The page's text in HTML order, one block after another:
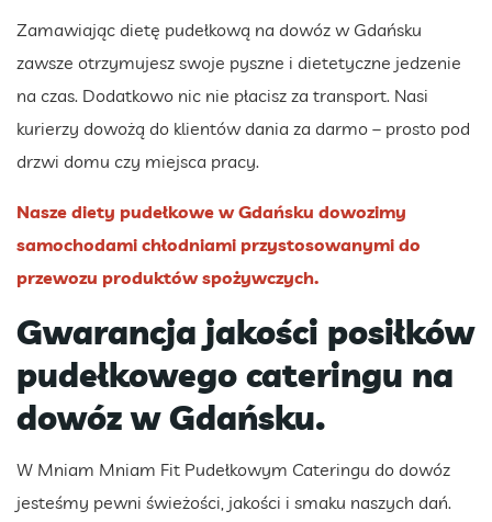
Zamawiając dietę pudełkową na dowóz w Gdańsku
zawsze otrzymujesz swoje pyszne i dietetyczne jedzenie
na czas. Dodatkowo nic nie płacisz za transport. Nasi
kurierzy dowożą do klientów dania za darmo – prosto pod
drzwi domu czy miejsca pracy.
Nasze diety pudełkowe w Gdańsku dowozimy
samochodami chłodniami przystosowanymi do
przewozu produktów spożywczych.
Gwarancja jakości posiłków
pudełkowego cateringu na
dowóz w Gdańsku.
W Mniam Mniam Fit Pudełkowym Cateringu do dowóz
jesteśmy pewni świeżości, jakości i smaku naszych dań.